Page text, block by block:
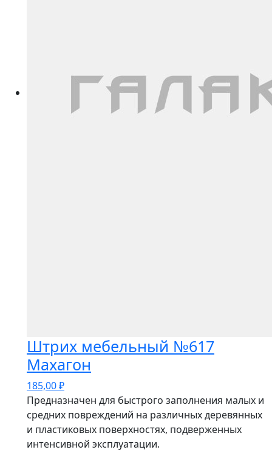
Штрих мебельный №617
Махагон
185,00₽
Предназначен для быстрого заполнения малых и
средних повреждений на различных деревянных
и пластиковых поверхностях, подверженных
интенсивной эксплуатации.